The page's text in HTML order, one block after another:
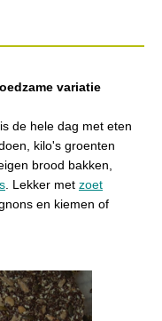
variatie
de hele dag met eten
kilo's groenten
brood bakken,
. Lekker met zoet
en kiemen of